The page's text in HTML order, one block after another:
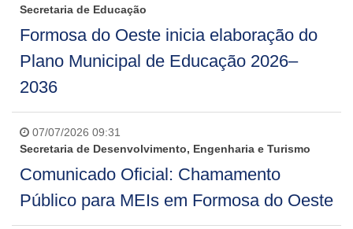
Secretaria de Educação
Formosa do Oeste inicia elaboração do
Plano Municipal de Educação 2026–
2036
07/07/2026 09:31
Secretaria de Desenvolvimento, Engenharia e Turismo
Comunicado Oficial: Chamamento
Público para MEIs em Formosa do Oeste